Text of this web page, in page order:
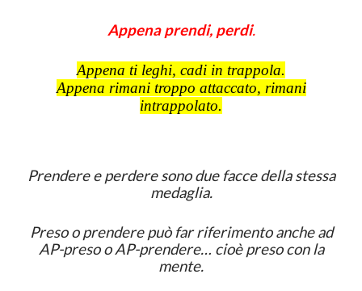
Appena prendi, perdi.
Appena ti leghi, cadi in trappola.
Appena rimani troppo attaccato, rimani
intrappolato.
Prendere e perdere sono due facce della stessa
medaglia.
Preso o prendere può far riferimento anche ad
AP-preso o AP-prendere… cioè preso con la
mente.